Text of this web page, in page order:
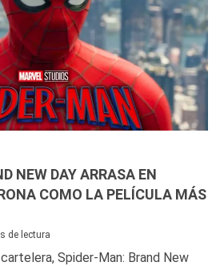
NEW DAY ARRASA EN
COMO LA PELÍCULA MÁS
de lectura
Spider-Man: Brand New